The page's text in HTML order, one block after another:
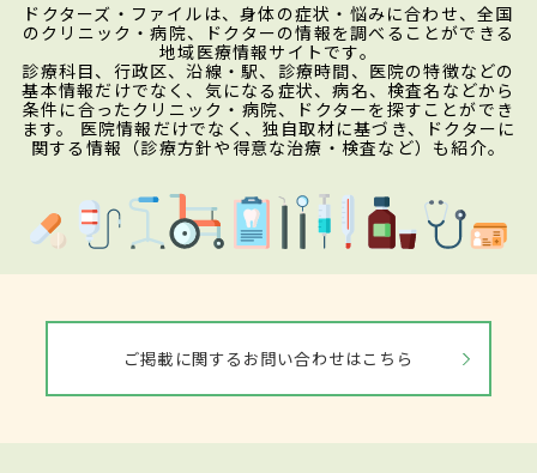
ドクターズ・ファイルは、身体の症状・悩みに合わせ、全国
のクリニック・病院、ドクターの情報を調べることができる
地域医療情報サイトです。
診療科目、行政区、沿線・駅、診療時間、医院の特徴などの
基本情報だけでなく、気になる症状、病名、検査名などから
条件に合ったクリニック・病院、ドクターを探すことができ
ます。 医院情報だけでなく、独自取材に基づき、ドクターに
関する情報（診療方針や得意な治療・検査など）も紹介。
ご掲載に関するお問い合わせはこちら